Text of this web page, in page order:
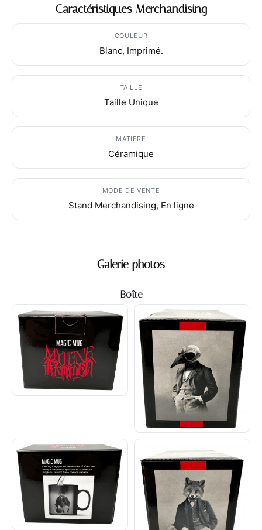
Caractéristiques Merchandising
COULEUR
Blanc, Imprimé.
TAILLE
Taille Unique
MATIERE
Céramique
MODE DE VENTE
Stand Merchandising, En ligne
Galerie photos
Boîte